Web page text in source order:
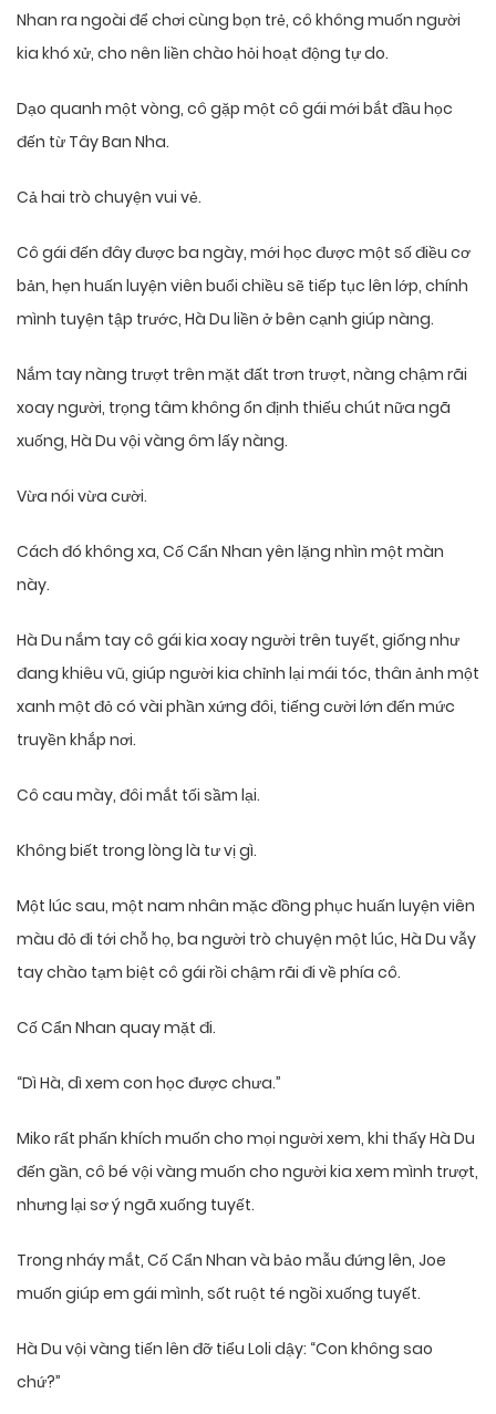
Nhan ra ngoài để chơi cùng bọn trẻ, cô không muốn người
kia khó xử, cho nên liền chào hỏi hoạt động tự do.
Dạo quanh một vòng, cô gặp một cô gái mới bắt đầu học
đến từ Tây Ban Nha.
Cả hai trò chuyện vui vẻ.
Cô gái đến đây được ba ngày, mới học được một số điều cơ
bản, hẹn huấn luyện viên buổi chiều sẽ tiếp tục lên lớp, chính
mình tuyện tập trước, Hà Du liền ở bên cạnh giúp nàng.
Nắm tay nàng trượt trên mặt đất trơn trượt, nàng chậm rãi
xoay người, trọng tâm không ổn định thiếu chút nữa ngã
xuống, Hà Du vội vàng ôm lấy nàng.
Vừa nói vừa cười.
Cách đó không xa, Cố Cẩn Nhan yên lặng nhìn một màn
này.
Hà Du nắm tay cô gái kia xoay người trên tuyết, giống như
đang khiêu vũ, giúp người kia chỉnh lại mái tóc, thân ảnh một
xanh một đỏ có vài phần xứng đôi, tiếng cười lớn đến mức
truyền khắp nơi.
Cô cau mày, đôi mắt tối sầm lại.
Không biết trong lòng là tư vị gì.
Một lúc sau, một nam nhân mặc đồng phục huấn luyện viên
màu đỏ đi tới chỗ họ, ba người trò chuyện một lúc, Hà Du vẫy
tay chào tạm biệt cô gái rồi chậm rãi đi về phía cô.
Cố Cẩn Nhan quay mặt đi.
“Dì Hà, dì xem con học được chưa.”
Miko rất phấn khích muốn cho mọi người xem, khi thấy Hà Du
đến gần, cô bé vội vàng muốn cho người kia xem mình trượt,
nhưng lại sơ ý ngã xuống tuyết.
Trong nháy mắt, Cố Cẩn Nhan và bảo mẫu đứng lên, Joe
muốn giúp em gái mình, sốt ruột té ngồi xuống tuyết.
Hà Du vội vàng tiến lên đỡ tiểu Loli dậy: “Con không sao
chứ?”